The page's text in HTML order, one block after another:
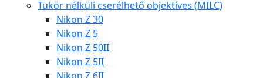
Tükör nélküli cserélhető objektíves (MILC)
Nikon Z 30
Nikon Z 5
Nikon Z 50II
Nikon Z 5II